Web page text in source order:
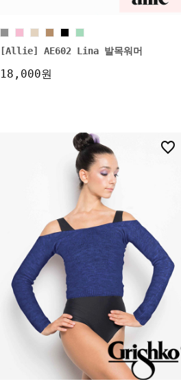
[Allie] AE602 Lina 발목워머
18,000원